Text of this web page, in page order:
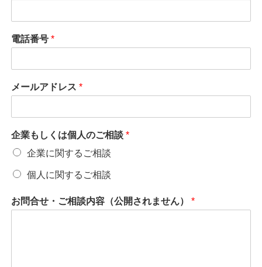
電話番号*
メールアドレス*
企業もしくは個人のご相談*
企業に関するご相談
個人に関するご相談
お問合せ・ご相談内容（公開されません）*